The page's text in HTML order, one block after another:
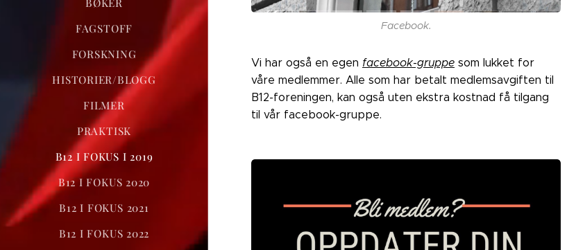
FAGSTOFF
FORSKNING
HISTORIER/BLOGG
FILMER
PRAKTISK
B12 I FOKUS I 2019
B12 I FOKUS 2020
B12 I FOKUS 2021
B12 I FOKUS 2022
Facebook.
Vi har også en egen facebook-gruppe som lukket for
våre medlemmer. Alle som har betalt medlemsavgiften til
B12-foreningen, kan også uten ekstra kostnad få tilgang
til vår facebook-gruppe.